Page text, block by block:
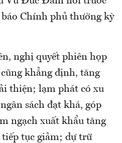
Chính phủ thường kỳ
nghị quyết phiên họp
khẳng định, tăng
thiện; lạm phát có xu
sách đạt khá, góp
ngạch xuất khẩu tăng
tiếp tục giảm; dự trữ